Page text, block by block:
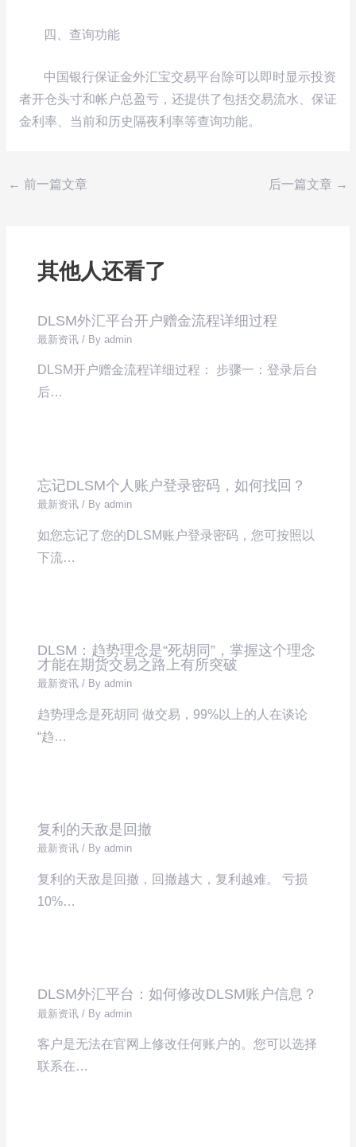
四、查询功能
中国银行保证金外汇宝交易平台除可以即时显示投资
者开仓头寸和帐户总盈亏，还提供了包括交易流水、保证
金利率、当前和历史隔夜利率等查询功能。
← 前一篇文章 后一篇文章 →
其他人还看了
DLSM外汇平台开户赠金流程详细过程
最新资讯 / Byadmin
DLSM开户赠金流程详细过程： 步骤一：登录后台
后…
忘记DLSM个人账户登录密码，如何找回？
最新资讯 / Byadmin
如您忘记了您的DLSM账户登录密码，您可按照以
下流…
DLSM：趋势理念是“死胡同”，掌握这个理念
才能在期货交易之路上有所突破
最新资讯 / Byadmin
趋势理念是死胡同 做交易，99%以上的人在谈论
“趋…
复利的天敌是回撤
最新资讯 / Byadmin
复利的天敌是回撤，回撤越大，复利越难。 亏损
10%…
DLSM外汇平台：如何修改DLSM账户信息？
最新资讯 / Byadmin
客户是无法在官网上修改任何账户的。您可以选择
联系在…